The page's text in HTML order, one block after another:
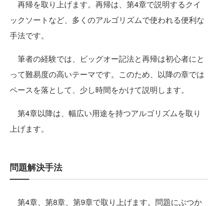
再帰を取り上げます。再帰は、第4章で説明するクイ
ックソートなど、多くのアルゴリズムで使われる便利な
手法です。
筆者の経験では、ビッグオー記法と再帰は初心者にと
って難易度の高いテーマです。このため、以降の章では
ペースを落として、少し時間をかけて説明します。
第4章以降は、幅広い用途を持つアルゴリズムを取り
上げます。
問題解決手法
第4章、第8章、第9章で取り上げます。問題にぶつか